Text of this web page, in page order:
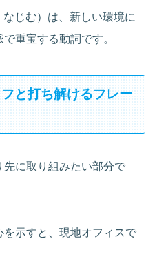
なじむ）は、新しい環境に
重宝する動詞です。
と打ち解けるフレー
に取り組みたい部分で
示すと、現地オフィスで